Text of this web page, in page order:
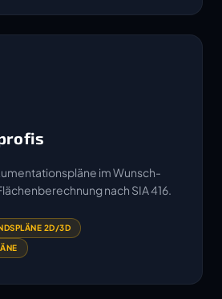
im Wunsch-
nach SIA 416.
2D/3D